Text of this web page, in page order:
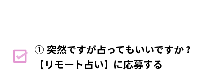
① 突然ですが占ってもいいですか ?
【リモート占い】に応募する